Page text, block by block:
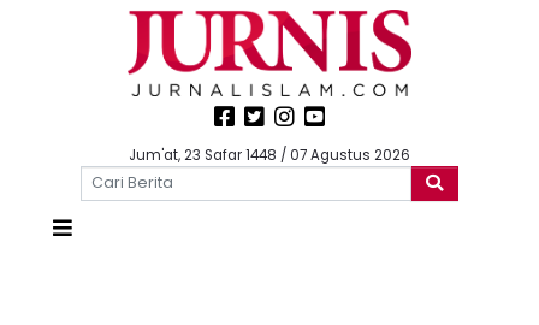
Jum'at, 23 Safar 1448 / 07 Agustus 2026